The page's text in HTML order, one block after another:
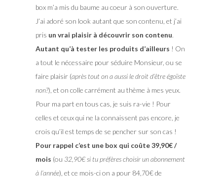
box m’a mis du baume au coeur à son ouverture.
J’ai adoré son look autant que son contenu, et j’ai
pris un vrai plaisir à découvrir son contenu.
Autant qu’à tester les produits d’ailleurs ! On
a tout le nécessaire pour séduire Monsieur, ou se
faire plaisir (après tout on a aussi le droit d’être égoïste
non?), et on colle carrément au thème à mes yeux.
Pour ma part en tous cas, je suis ra-vie ! Pour
celles et ceux qui ne la connaissent pas encore, je
crois qu’il est temps de se pencher sur son cas !
Pour rappel c’est une box qui coûte 39,90€ /
mois (ou 32,90€ si tu préfères choisir un abonnement
à l’année), et ce mois-ci on a pour 84,70€ de